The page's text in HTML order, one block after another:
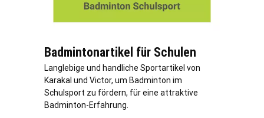
Badmintonartikel für Schulen
Langlebige und handliche Sportartikel von
Karakal und Victor, um Badminton im
Schulsport zu fördern, für eine attraktive
Badminton-Erfahrung.